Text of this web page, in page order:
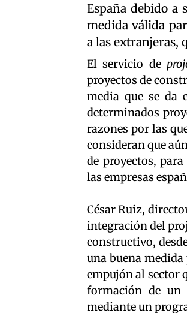
España debido a
medida válida
a las extranjeras,
El servicio de
proyectos de
media que se da
determinados
razones por las
consideran que
de proyectos,
las empresas
César Ruiz,
integración del
constructivo,
una buena
empujón al sector
formación de un
mediante un